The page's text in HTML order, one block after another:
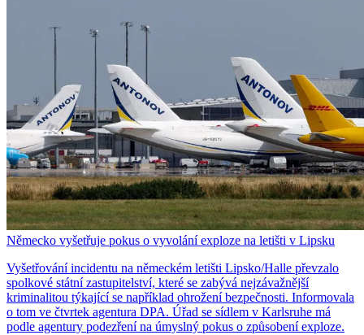
Německo vyšetřuje pokus o vyvolání exploze na letišti v Lipsku
Vyšetřování incidentu na německém letišti Lipsko/Halle převzalo
spolkové státní zastupitelství, které se zabývá nejzávažnější
kriminalitou týkající se například ohrožení bezpečnosti. Informovala
o tom ve čtvrtek agentura DPA. Úřad se sídlem v Karlsruhe má
podle agentury podezření na úmyslný pokus o způsobení exploze.